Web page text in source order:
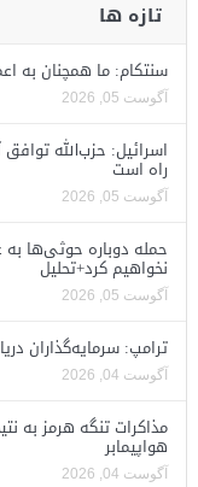
تازه ها
سنتکام: ما همچنان به
آگوست 05, 2026
اسرائیل: حزب‌الله
راه است
آگوست 05, 2026
حمله دوباره حوثی‌ها
نخواهیم کرد+تحلیل
آگوست 05, 2026
ترامپ: سرمایه‌گذاران
آگوست 04, 2026
مذاکرات تنگه هرمز به
هواپیمابر
آگوست 04, 2026